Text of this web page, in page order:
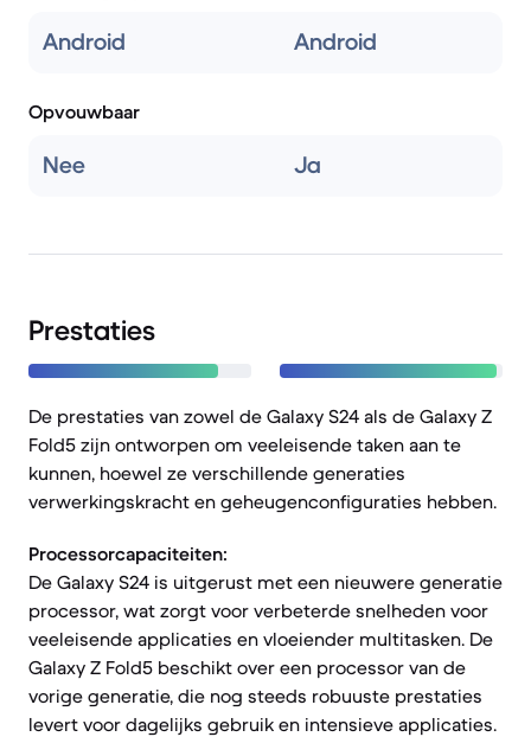
Android Android
Opvouwbaar
Nee Ja
Prestaties
De prestaties van zowel de Galaxy S24 als de Galaxy Z
Fold5 zijn ontworpen om veeleisende taken aan te
kunnen, hoewel ze verschillende generaties
verwerkingskracht en geheugenconfiguraties hebben.
Processorcapaciteiten:
De Galaxy S24 is uitgerust met een nieuwere generatie
processor, wat zorgt voor verbeterde snelheden voor
veeleisende applicaties en vloeiender multitasken. De
Galaxy Z Fold5 beschikt over een processor van de
vorige generatie, die nog steeds robuuste prestaties
levert voor dagelijks gebruik en intensieve applicaties.